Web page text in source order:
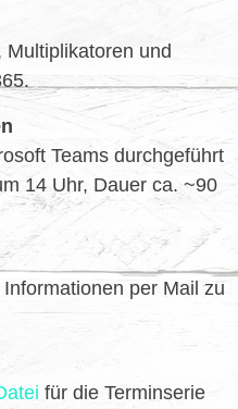
und
Teams durchgeführt
14 Uhr, Dauer ca. ~90
per Mail zu
für die Terminserie